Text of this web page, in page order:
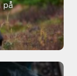
på